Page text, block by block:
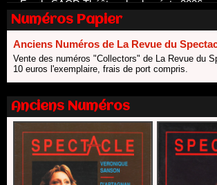
Dispositif ARTCENA Écrire pour le cirque,
20/06/2026
Le palmarès des prix SACD 2026
18/06/2026
Les 10 lauréats du Fonds Grandes Formes
SACD
13/06/2026
Nomination de Nathalie Garraud et Olivier
direction du Théâtre de Gennevilliers - CDN
13/06/2026
Dispositif SACD Auteurs d'espaces : les
18/03/2026
Numéros Papier
Anciens Numéros de La Revue du
Vente des numéros "Collectors" de La Revue du
10 euros l'exemplaire, frais de port compris.
Anciens Numéros